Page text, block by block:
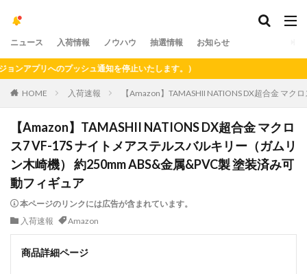
ニュース 入荷情報 ノウハウ 抽選情報 お知らせ
リへのプッシュ通知を停止いたします。）
HOME 入荷速報 【Amazon】TAMASHII NATIONS DX超合金 マ
【Amazon】TAMASHII NATIONS DX超合金 マクロ
ス7 VF-17S ナイトメアステルスバルキリー（ガムリ
ン木崎機） 約250mm ABS&金属&PVC製 塗装済み可
動フィギュア
本ページのリンクには広告が含まれています。
入荷速報
Amazon
商品詳細ページ